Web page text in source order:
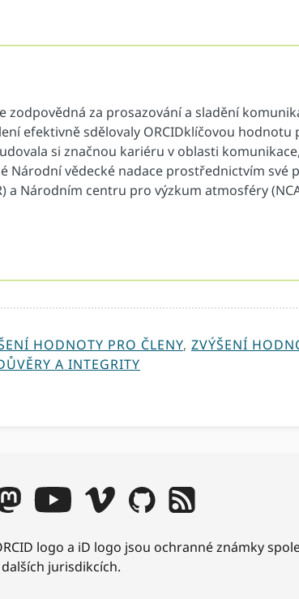
zodpovědná za prosazování a sladění
efektivně sdělovaly ORCIDklíčovou hodnotu
si značnou kariéru v oblasti
vědecké nadace prostřednictvím své
Národním centru pro výzkum atmosféry
HODNOTY PRO ČLENY, ZVÝŠENÍ
A INTEGRITY
logo a iD logo jsou ochranné známky
jurisdikcích.